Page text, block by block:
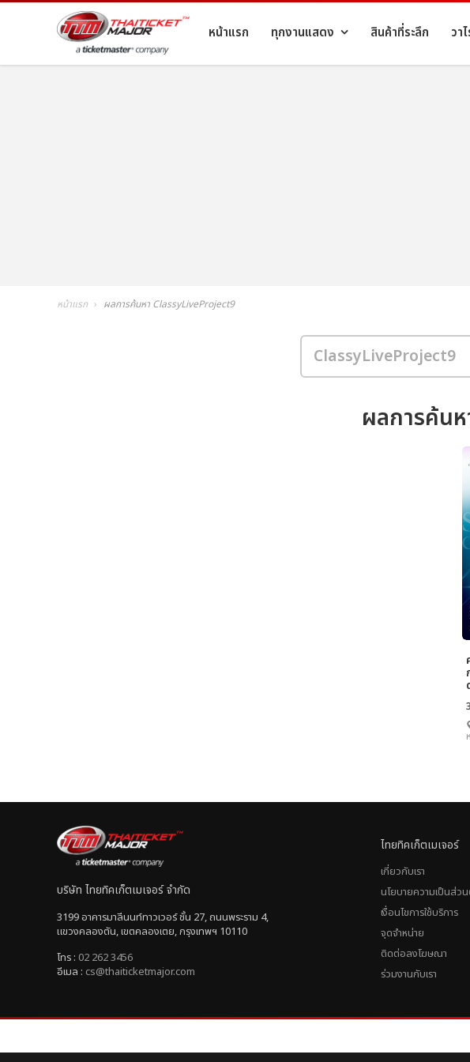
หน้าแรก ทุกงานแสดง สินค้าที่ระลึก วา
หน้าแรก ผลการค้นหา ClassyLiveProject9
ผลการค้นห
บริษัท ไทยทิคเก็ตเมเจอร์ จำกัด
3199 อาคารมาลีนนท์ทาวเวอร์ ชั้น 27, ถนนพระราม 4,
แขวงคลองตัน, เขตคลองเตย, กรุงเทพฯ 10110
โทร : 02 262 3456
อีเมล : cs@thaiticketmajor.com
ไทยทิคเก็ตเมเจอร์
เกี่ยวกับเรา
นโยบายความเป็นส่ว
เงื่อนไขการใช้บริการ
จุดจำหน่าย
ติดต่อลงโฆษณา
ร่วมงานกับเรา